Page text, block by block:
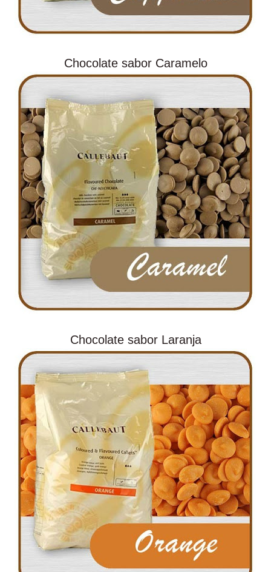
Chocolate sabor Caramelo
Chocolate sabor Laranja